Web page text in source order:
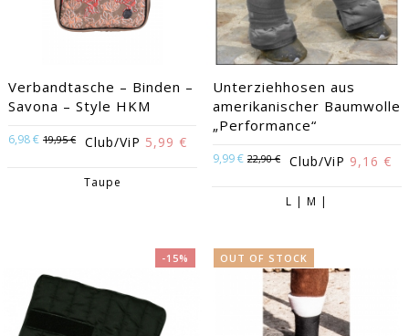
Verbandtasche – Binden –
Savona – Style HKM
6,98 € 19,95 € Club/ViP 5,99 €
Taupe
Unterziehhosen aus
amerikanischer Baumwolle
„Performance“
9,99 € 22,90 € Club/ViP 9,16 €
L | M |
-15% OUT OF STOCK